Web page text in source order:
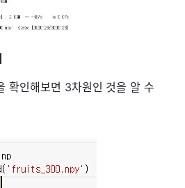
확인해보면 3차원인 것을 알 수